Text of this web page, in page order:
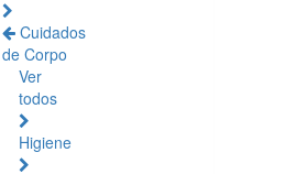
Cuidados
de Corpo
Ver
todos
Higiene